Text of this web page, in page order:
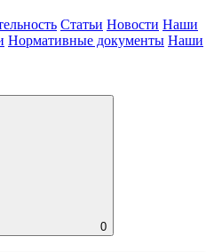
Статьи Новости Наши
Нормативные документы Наши
0